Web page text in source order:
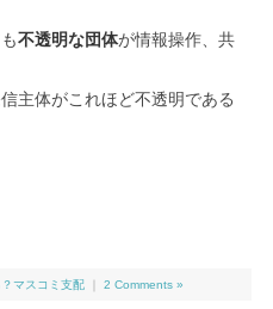
不透明な団体が情報操作、共
主体がこれほど不透明である
マスコミ支配 2 Comments »